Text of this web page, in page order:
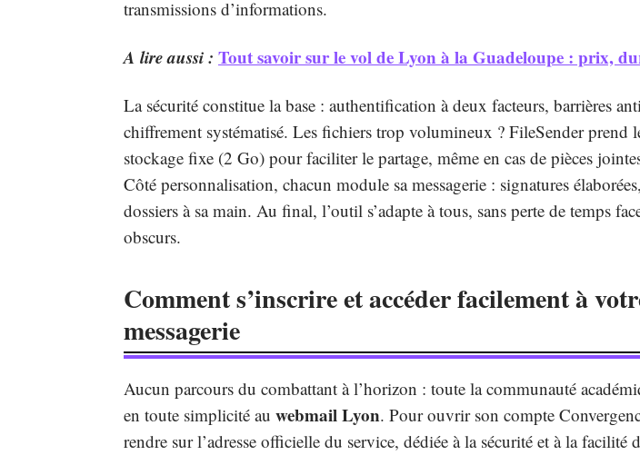
transmissions d’informations.
A lire aussi : Tout savoir sur le vol de Lyon à la Guadeloupe : prix,
La sécurité constitue la base : authentification à deux facteurs, barrières
chiffrement systématisé. Les fichiers trop volumineux ? FileSender prend
stockage fixe (2 Go) pour faciliter le partage, même en cas de pièces
Côté personnalisation, chacun module sa messagerie : signatures
dossiers à sa main. Au final, l’outil s’adapte à tous, sans perte de temps
obscurs.
Comment s’inscrire et accéder facilement à
messagerie
Aucun parcours du combattant à l’horizon : toute la communauté
en toute simplicité au webmail Lyon. Pour ouvrir son compte
rendre sur l’adresse officielle du service, dédiée à la sécurité et à la facilité